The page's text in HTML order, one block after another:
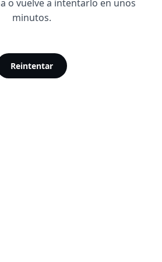
o vuelve a intentarlo en unos
minutos.
Reintentar